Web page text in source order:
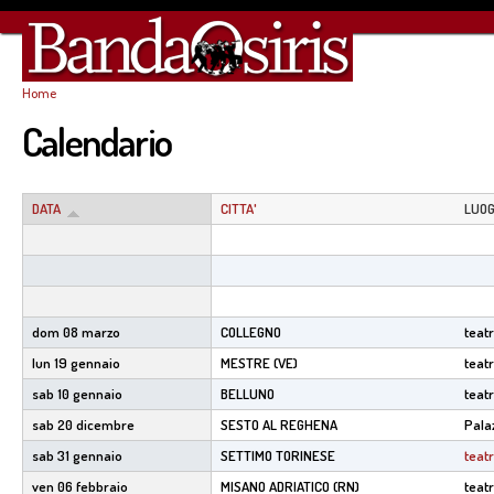
Tu sei qui
Home
Calendario
DATA CITTA'
dom 08 marzo COLLEGNO
lun 19 gennaio
MESTRE (VE)
sab 10 gennaio
BELLUNO
sab 20 dicembre
SESTO AL REGHENA
sab 31 gennaio
SETTIMO TORINESE
ven 06 febbraio
MISANO ADRIATICO (RN)